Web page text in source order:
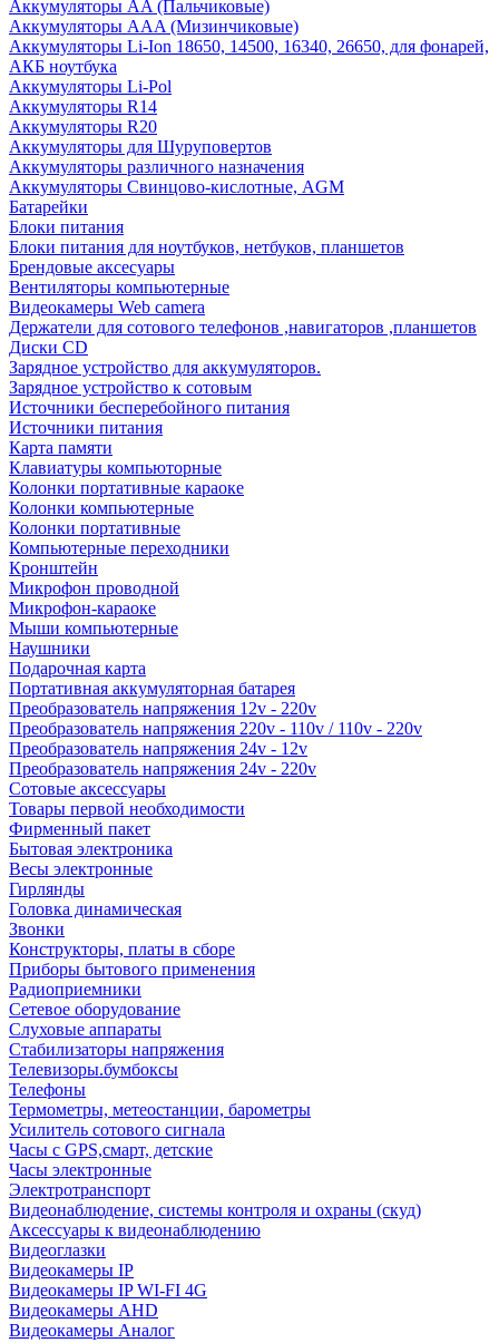
Аккумуляторы AA (Пальчиковые)
Аккумуляторы AAA (Мизинчиковые)
Аккумуляторы Li-Ion 18650, 14500, 16340, 26650, для фонарей,
АКБ ноутбука
Аккумуляторы Li-Pol
Аккумуляторы R14
Аккумуляторы R20
Аккумуляторы для Шуруповертов
Аккумуляторы различного назначения
Аккумуляторы Свинцово-кислотные, AGM
Батарейки
Блоки питания
Блоки питания для ноутбуков, нетбуков, планшетов
Брендовые аксесуары
Вентиляторы компьютерные
Видеокамеры Web camera
Держатели для сотового телефонов ,навигаторов ,планшетов
Диски CD
Зарядное устройство для аккумуляторов.
Зарядное устройство к сотовым
Источники бесперебойного питания
Источники питания
Карта памяти
Клавиатуры компьюторные
Колонки портативные караоке
Колонки компьютерные
Колонки портативные
Компьютерные переходники
Кронштейн
Микрофон проводной
Микрофон-караоке
Мыши компьютерные
Наушники
Подарочная карта
Портативная аккумуляторная батарея
Преобразователь напряжения 12v - 220v
Преобразователь напряжения 220v - 110v / 110v - 220v
Преобразователь напряжения 24v - 12v
Преобразователь напряжения 24v - 220v
Сотовые аксессуары
Товары первой необходимости
Фирменный пакет
Бытовая электроника
Весы электронные
Гирлянды
Головка динамическая
Звонки
Конструкторы, платы в сборе
Приборы бытового применения
Радиоприемники
Сетевое оборудование
Слуховые аппараты
Стабилизаторы напряжения
Телевизоры.бумбоксы
Телефоны
Термометры, метеостанции, барометры
Усилитель сотового сигнала
Часы с GPS,смарт, детские
Часы электронные
Электротранспорт
Видеонаблюдение, системы контроля и охраны (скуд)
Аксессуары к видеонаблюдению
Видеоглазки
Видеокамеры IP
Видеокамеры IP WI-FI 4G
Видеокамеры AHD
Видеокамеры Аналог